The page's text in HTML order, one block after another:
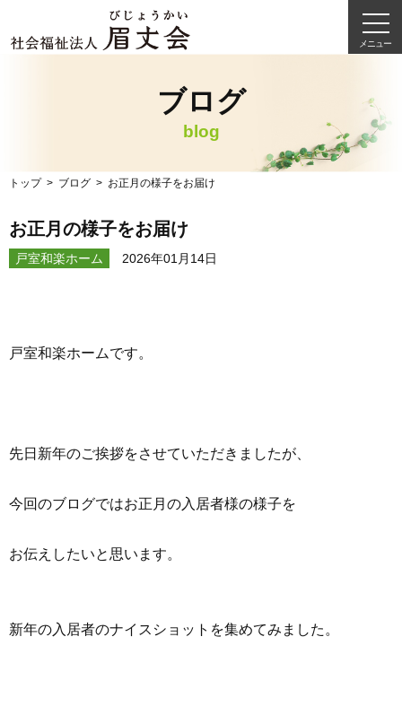
メニュー
ブログ
blog
トップ ブログ お正月の様子をお届け
お正月の様子をお届け
戸室和楽ホーム 2026年01月14日
戸室和楽ホームです。
先日新年のご挨拶をさせていただきましたが、
今回のブログではお正月の入居者様の様子を
お伝えしたいと思います。
新年の入居者のナイスショットを集めてみました。